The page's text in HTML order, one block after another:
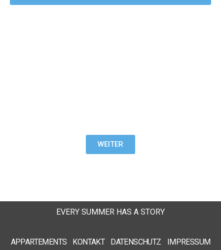
WEITER
EVERY SUMMER HAS A STORY
APPARTEMENTS KONTAKT DATENSCHUTZ IMPRESSUM